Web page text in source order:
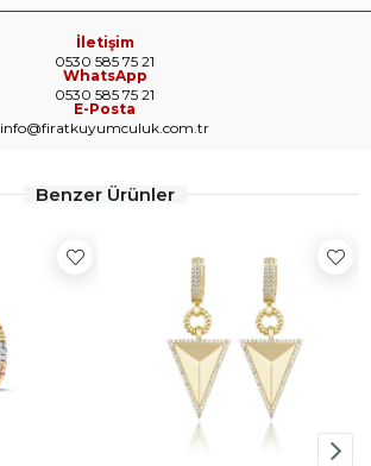
İletişim
0530 585 75 21
WhatsApp
0530 585 75 21
E-Posta
info@firatkuyumculuk.com.tr
Benzer Ürünler